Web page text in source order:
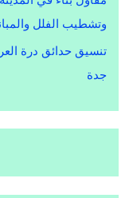
وتشطيب الفلل
تنسيق حدائق درة
جدة